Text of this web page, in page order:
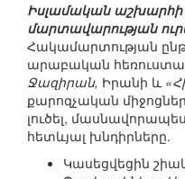
Իսլամական
մարտավարության
Հակամարտության
արաբական
Ջազիրան, Իրանի և
քարոզչական
լուծել,
հետևյալ խնդիրները.
Կասեցվեցին